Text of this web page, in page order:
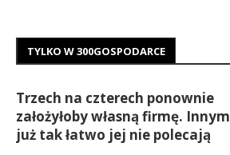
TYLKO W 300GOSPODARCE
Trzech na czterech ponownie
założyłoby własną firmę. Innym
już tak łatwo jej nie polecają